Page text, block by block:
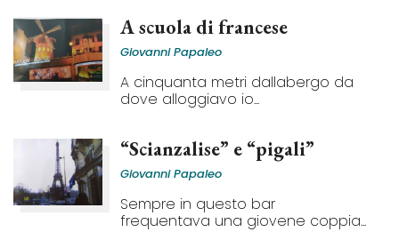
A scuola di francese
Giovanni Papaleo
A cinquanta metri dallabergo da
dove alloggiavo io...
“Scianzalise” e “pigali”
Giovanni Papaleo
Sempre in questo bar
frequentava una giovene coppia...